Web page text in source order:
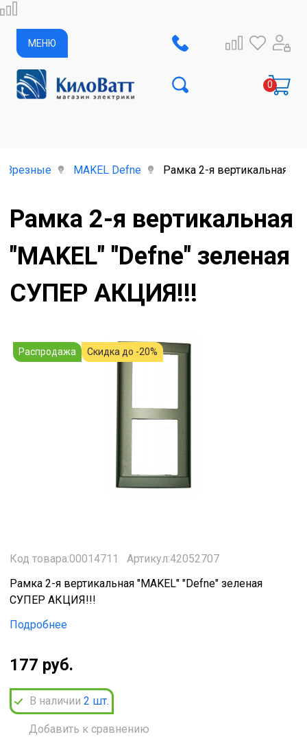
МЕНЮ
Врезные MAKEL Defne Рамка 2-я вертикальная
Рамка 2-я вертикальная
"MAKEL" "Defne" зеленая
СУПЕР АКЦИЯ!!!
Распродажа Скидка до -20%
Код товара:00014711
Артикул:42052707
Рамка 2-я вертикальная "MAKEL" "Defne" зеленая
СУПЕР АКЦИЯ!!!
Подробнее
177 руб.
В наличии 2 шт.
Добавить к сравнению